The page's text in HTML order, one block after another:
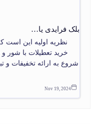
بلک فرایدی یا…
نظریه اولیه این است
خرید تعطیلات با شور
شروع به ارائه تخفیفات و
Nov 19, 2024